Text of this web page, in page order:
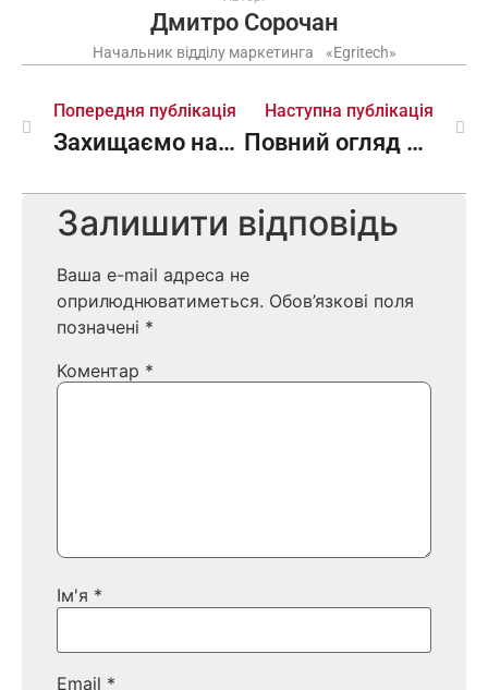
Дмитро Сорочан
Начальник відділу маркетинга «Egritech»
Попередня публікація
Захищаємо наших воїнів
Наступна публікація
Повний огляд пожежної автодрабини
Залишити відповідь
Ваша e-mail адреса не
оприлюднюватиметься. Обов’язкові поля
позначені *
Коментар *
Ім'я *
Email *